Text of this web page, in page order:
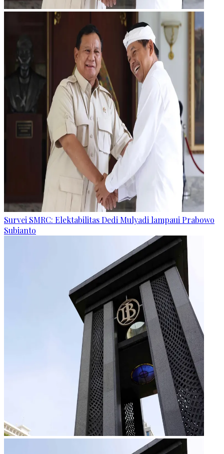
Survei SMRC: Elektabilitas Dedi Mulyadi lampaui Prabowo
Subianto